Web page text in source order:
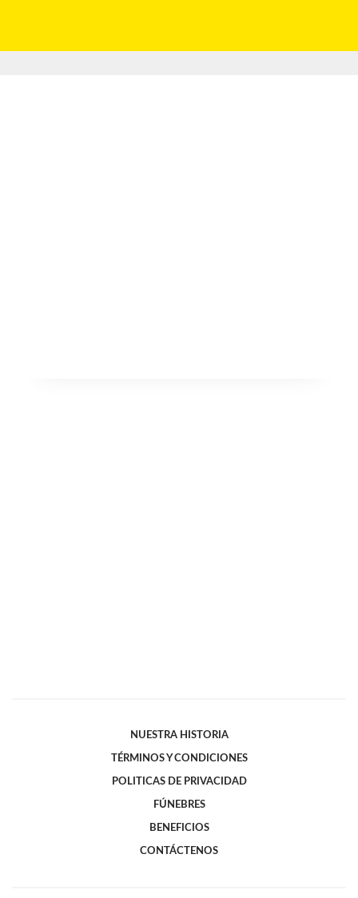
NUESTRA HISTORIA
TÉRMINOS Y CONDICIONES
POLITICAS DE PRIVACIDAD
FÚNEBRES
BENEFICIOS
CONTÁCTENOS